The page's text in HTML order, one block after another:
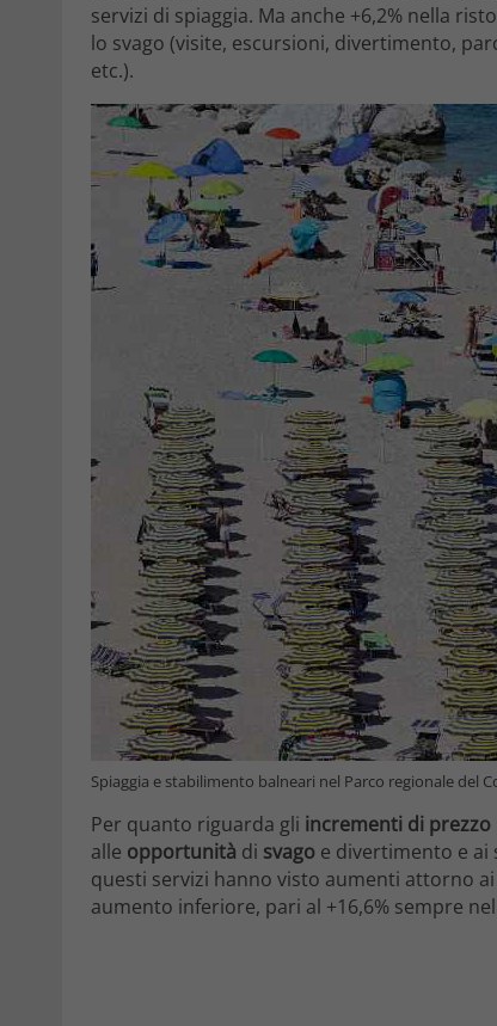
servizi di spiaggia. Ma anche +6,2% nella
lo svago (visite, escursioni, divertimento,
etc.).
Spiaggia e stabilimento balneari nel Parco regionale del
Per quanto riguarda gli incrementi di prezzo
alle opportunità di svago e divertimento e ai
questi servizi hanno visto aumenti attorno
aumento inferiore, pari al +16,6% sempre